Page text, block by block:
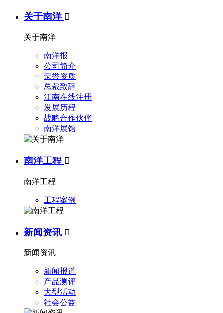
关于南洋 
关于南洋
南洋报
公司简介
荣誉资质
总裁致辞
江南在线注册
发展历程
战略合作伙伴
南洋展馆
南洋工程 
南洋工程
工程案例
新闻资讯 
新闻资讯
新闻报道
产品测评
大型活动
社会公益